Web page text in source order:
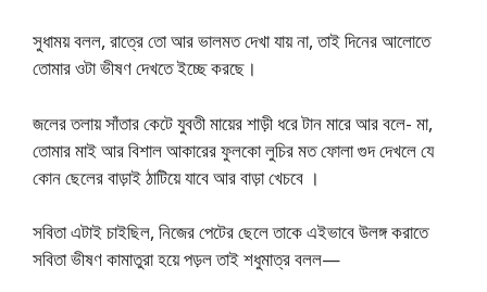
সুধাময় বলল, রাত্রে তো আর ভালমত দেখা যায় না, তাই দিনের আলোতে
তোমার ওটা ভীষণ দেখতে ইচ্ছে করছে।
জলের তলায় সাঁতার কেটে যুবতী মায়ের শাড়ী ধরে টান মারে আর বলে- মা,
তোমার মাই আর বিশাল আকারের ফুলকো লুচির মত ফোলা গুদ দেখলে যে
কোন ছেলের বাড়াই ঠাটিয়ে যাবে আর বাড়া খেচবে ।
সবিতা এটাই চাইছিল, নিজের পেটের ছেলে তাকে এইভাবে উলঙ্গ করাতে
সবিতা ভীষণ কামাতুরা হয়ে পড়ল তাই শধুমাত্র বলল—